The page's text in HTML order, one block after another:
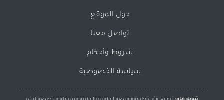
حول الموقع
تواصل معنا
شروط وأحكام
سياسة الخصوصية